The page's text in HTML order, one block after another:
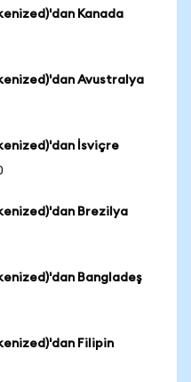
Kanada
Avustralya
İsviçre
Brezilya
Bangladeş
Filipin